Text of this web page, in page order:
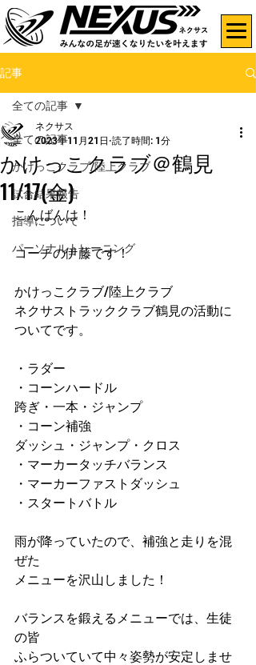
記事
全ての記事
かけっこクラブ/陸上クラブ
試合結果報告
指導について
パーソナルトレーニング
全ての記事
かけっこクラブ＠鶴見
11/17(金)
ネクサス
2023年11月21日 読了時間: 1分
こんばんは！
コーチの伊藤です！
かけっこクラブ/陸上クラブ
ネクサストラッククラブ鶴見の活動に
ついてです。
・ラダー
・コーンハードル
跨ぎ・一本・ジャンプ
・コーン補強
ダッシュ・ジャンプ・クロス
・マーカータッチバランス
・マーカーファストダッシュ
・スタートバトル
雨が降っていたので、補強と走りを混
ぜた
メニューを沢山しました！
バランスを鍛えるメニューでは、生徒
の皆
ふらついていて中々姿勢が安定しませ